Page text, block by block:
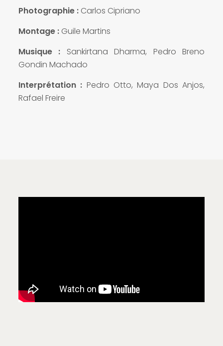
Photographie :Carlos Cipriano
Montage :Guile Martins
Musique : Sankirtana Dharma, Pedro Breno
Gondin Machado
Interprétation : Pedro Otto, Maya Dos Anjos,
Rafael Freire